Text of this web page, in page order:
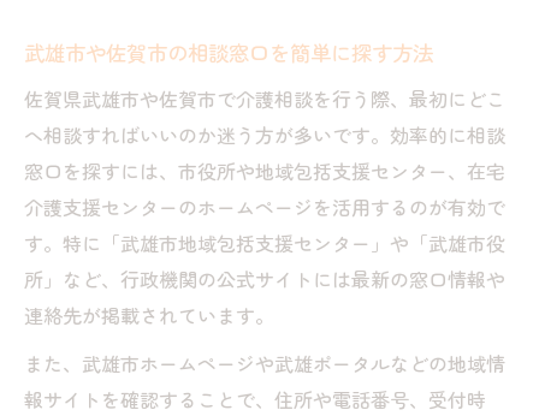
武雄市や佐賀市の相談窓口を簡単に探す方法
佐賀県武雄市や佐賀市で介護相談を行う際、最初にどこ
へ相談すればいいのか迷う方が多いです。効率的に相談
窓口を探すには、市役所や地域包括支援センター、在宅
介護支援センターのホームページを活用するのが有効で
す。特に「武雄市地域包括支援センター」や「武雄市役
所」など、行政機関の公式サイトには最新の窓口情報や
連絡先が掲載されています。
また、武雄市ホームページや武雄ポータルなどの地域情
報サイトを確認することで、住所や電話番号、受付時